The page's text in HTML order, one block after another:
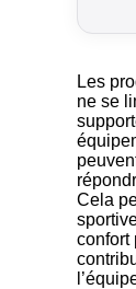
Les
ne se
Cela
confort